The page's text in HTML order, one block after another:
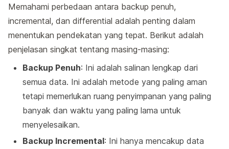
Memahami perbedaan antara backup penuh,
incremental, dan differential adalah penting dalam
menentukan pendekatan yang tepat. Berikut adalah
penjelasan singkat tentang masing-masing:
Backup Penuh: Ini adalah salinan lengkap dari
semua data. Ini adalah metode yang paling aman
tetapi memerlukan ruang penyimpanan yang paling
banyak dan waktu yang paling lama untuk
menyelesaikan.
Backup Incremental: Ini hanya mencakup data